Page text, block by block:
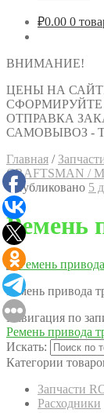
₽0.00 0
ВНИМАНИЕ!
ЦЕНЫ НА
СФОРМИРУЙТЕ
ОТПРАВКА
САМОВЫВОЗ -
Главная /
CRAFTSMAN /
Опубликовано 5
Ремень
Ремень привода
Навигация по
Ремень привода
Искать:
Категории
Запчасти
Расходники